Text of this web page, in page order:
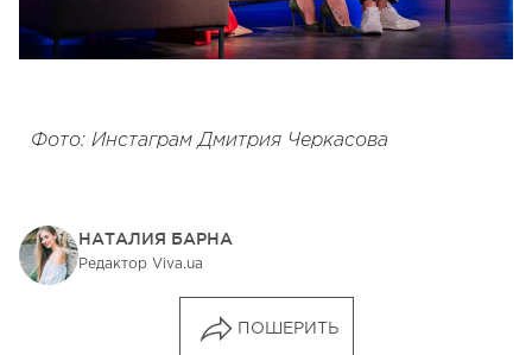
Фото: Инстаграм Дмитрия Черкасова
НАТАЛИЯ БАРНА
Редактор Viva.ua
ПОШЕРИТЬ